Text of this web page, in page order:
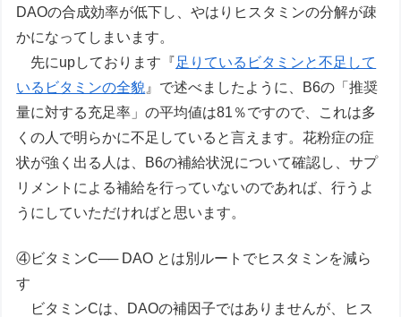
DAOの合成効率が低下し、やはりヒスタミンの分解が疎
かになってしまいます。
先にupしております『足りているビタミンと不足して
いるビタミンの全貌 』で述べましたように、B6の「推奨
量に対する充足率」の平均値は81％ですので、これは多
くの人で明らかに不足していると言えます。花粉症の症
状が強く出る人は、B6の補給状況について確認し、サプ
リメントによる補給を行っていないのであれば、行うよ
うにしていただければと思います。
④ビタミンC── DAO とは別ルートでヒスタミンを減ら
す
ビタミンCは、DAOの補因子ではありませんが、ヒス